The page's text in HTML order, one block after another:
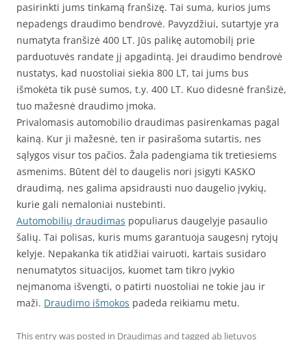
pasirinkti jums tinkamą franšizę. Tai suma, kurios jums
nepadengs draudimo bendrovė. Pavyzdžiui, sutartyje yra
numatyta franšizė 400 LT. Jūs palikę automobilį prie
parduotuvės randate jį apgadintą. Jei draudimo bendrovė
nustatys, kad nuostoliai siekia 800 LT, tai jums bus
išmokėta tik pusė sumos, t.y. 400 LT. Kuo didesnė franšizė,
tuo mažesnė draudimo įmoka.
Privalomasis automobilio draudimas pasirenkamas pagal
kainą. Kur ji mažesnė, ten ir pasirašoma sutartis, nes
sąlygos visur tos pačios. Žala padengiama tik tretiesiems
asmenims. Būtent dėl to daugelis nori įsigyti KASKO
draudimą, nes galima apsidrausti nuo daugelio įvykių,
kurie gali nemaloniai nustebinti.
Automobilių draudimas populiarus daugelyje pasaulio
šalių. Tai polisas, kuris mums garantuoja saugesnį rytojų
kelyje. Nepakanka tik atidžiai vairuoti, kartais susidaro
nenumatytos situacijos, kuomet tam tikro įvykio
neįmanoma išvengti, o patirti nuostoliai ne tokie jau ir
maži. Draudimo išmokos padeda reikiamu metu.
This entry was posted in Draudimasand tagged ab lietuvos